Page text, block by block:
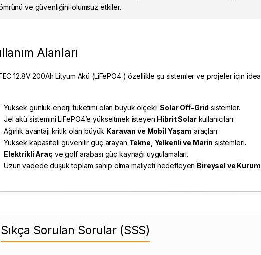
ve güvenliğini olumsuz etkiler.
Alanları
12.8V 200Ah Lityum Akü (LiFePO4 ) özellikle şu sistemler ve projeler için
Yüksek günlük enerji tüketimi olan büyük ölçekliSolar Off-Grid sistemler.
Jel akü sistemini LiFePO4’e yükseltmek isteyen Hibrit Solarkullanıcıları.
Ağırlık avantajı kritik olan büyük Karavan ve Mobil Yaşam araçları.
Yüksek kapasiteli güvenilir güç arayan Tekne, Yelkenli ve Marin sistemleri.
Elektrikli Araç ve golf arabası güç kaynağı uygulamaları.
Uzun vadede düşük toplam sahip olma maliyeti hedefleyen Bireysel ve
Sıkça Sorulan Sorular (SSS)